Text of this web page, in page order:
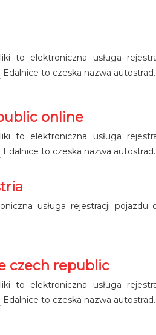
to elektroniczna usługa
Edalnice to czeska nazwa autostrad.
online
to elektroniczna usługa
Edalnice to czeska nazwa autostrad.
usługa rejestracji
czech republic
to elektroniczna usługa
Edalnice to czeska nazwa autostrad.